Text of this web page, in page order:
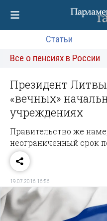
Статьи
Все о пенсиях в России
Президент
«вечных»
учреждениях
Правительство же
неограниченный срок
19.07.2016 16:56